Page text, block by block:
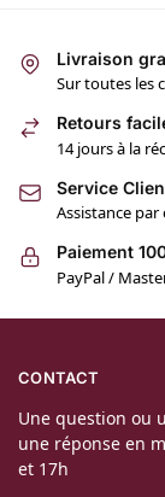
Livraison
Sur toutes les
Retours
14 jours à la
Service
Assistance par
Paiement
PayPal /
CONTACT
Une question ou
une réponse en
et 17h